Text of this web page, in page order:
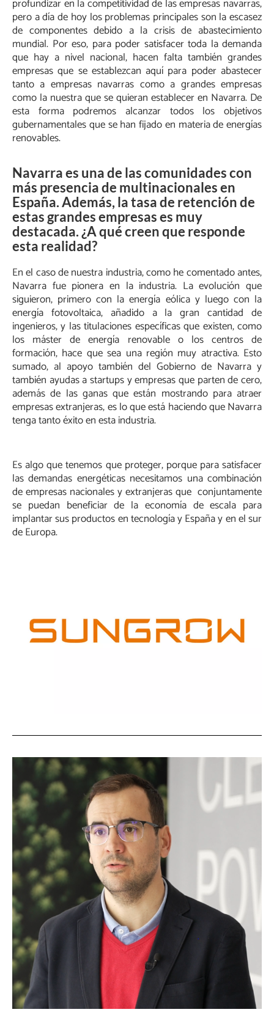
profundizar en la competitividad de las empresas navarras,
pero a día de hoy los problemas principales son la escasez
de componentes debido a la crisis de abastecimiento
mundial. Por eso, para poder satisfacer toda la demanda
que hay a nivel nacional, hacen falta también grandes
empresas que se establezcan aquí para poder abastecer
tanto a empresas navarras como a grandes empresas
como la nuestra que se quieran establecer en Navarra. De
esta forma podremos alcanzar todos los objetivos
gubernamentales que se han fijado en materia de energías
renovables.
Navarra es una de las comunidades con
más presencia de multinacionales en
España. Además, la tasa de retención de
estas grandes empresas es muy
destacada. ¿A qué creen que responde
esta realidad?
En el caso de nuestra industria, como he comentado antes,
Navarra fue pionera en la industria. La evolución que
siguieron, primero con la energía eólica y luego con la
energía fotovoltaica, añadido a la gran cantidad de
ingenieros, y las titulaciones específicas que existen, como
los máster de energía renovable o los centros de
formación, hace que sea una región muy atractiva. Esto
sumado, al apoyo también del Gobierno de Navarra y
también ayudas a startups y empresas que parten de cero,
además de las ganas que están mostrando para atraer
empresas extranjeras, es lo que está haciendo que Navarra
tenga tanto éxito en esta industria.
Es algo que tenemos que proteger, porque para satisfacer
las demandas energéticas necesitamos una combinación
de empresas nacionales y extranjeras que conjuntamente
se puedan beneficiar de la economía de escala para
implantar sus productos en tecnología y España y en el sur
de Europa.